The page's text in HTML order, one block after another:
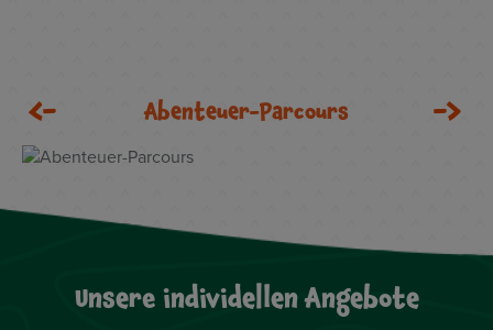
Abenteuer-Parcours
Unsere individellen Angebote